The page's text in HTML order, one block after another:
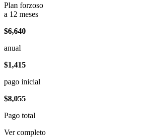
Plan forzoso
a 12 meses
$6,640
anual
$1,415
pago inicial
$8,055
Pago total
Ver completo